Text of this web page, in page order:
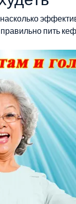
пить